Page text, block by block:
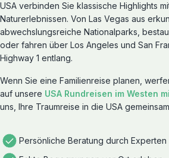
USA verbinden Sie klassische Highlights
Naturerlebnissen. Von Las Vegas aus
abwechslungsreiche Nationalparks,
oder fahren über Los Angeles und San
Highway 1 entlang.
Wenn Sie eine Familienreise planen,
auf unsere USA Rundreisen im Westen
uns, Ihre Traumreise in die USA
Persönliche Beratung durch Experten